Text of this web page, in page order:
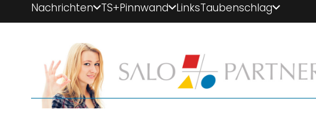
Nachrichten TS+Pinnwand LinksTaubenschlag